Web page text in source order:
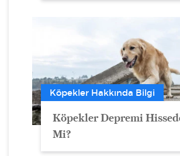
Köpekler Hakkında Bilgi
Köpekler Depremi
Mi?